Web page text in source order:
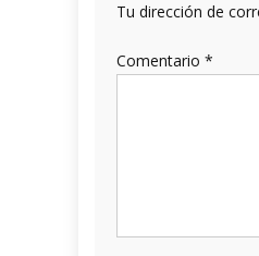
Tu dirección de
Comentario *